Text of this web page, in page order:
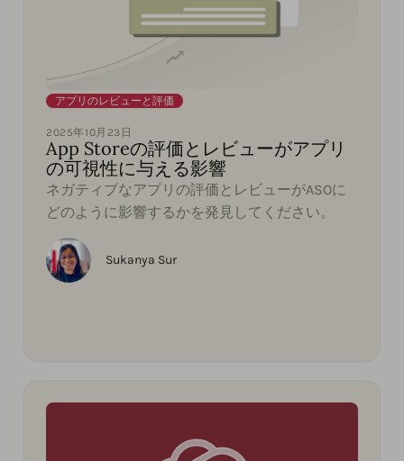
アプリのレビューと評価
2025年10月23日
App Storeの評価とレビューがアプリ
の可視性に与える影響
ネガティブなアプリの評価とレビューがASOに
どのように影響するかを発見してください。
Sukanya Sur